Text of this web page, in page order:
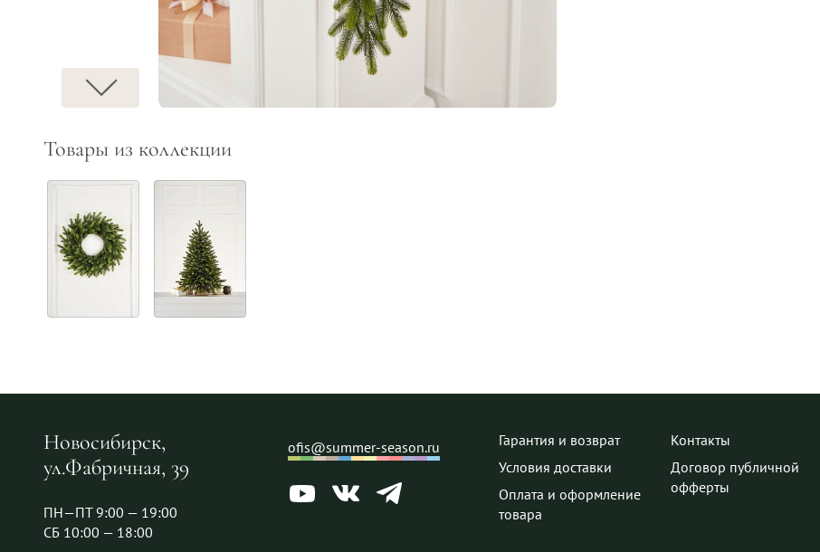
Товары из коллекции
Новосибирск,
ул.Фабричная, 39
ПН—ПТ 9:00 — 19:00
СБ 10:00 — 18:00
ofis@summer-season.ru
Гарантия и возврат
Условия доставки
Оплата и оформление
товара
Контакты
Договор публичной
офферты